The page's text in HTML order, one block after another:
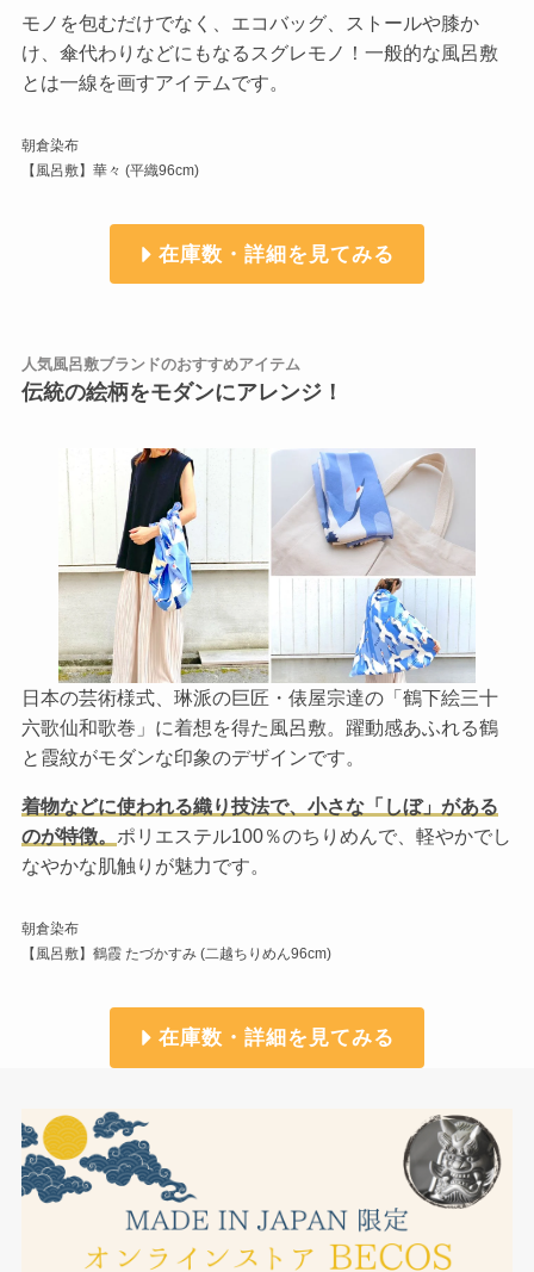
モノを包むだけでなく、エコバッグ、ストールや膝か
け、傘代わりなどにもなるスグレモノ！一般的な風呂敷
とは一線を画すアイテムです。
朝倉染布
【風呂敷】華々 (平織96cm)
在庫数・詳細を見てみる
人気風呂敷ブランドのおすすめアイテム
伝統の絵柄をモダンにアレンジ！
日本の芸術様式、琳派の巨匠・俵屋宗達の「鶴下絵三十
六歌仙和歌巻」に着想を得た風呂敷。躍動感あふれる鶴
と霞紋がモダンな印象のデザインです。
着物などに使われる織り技法で、小さな「しぼ」がある
のが特徴。 ポリエステル100％のちりめんで、軽やかでし
なやかな肌触りが魅力です。
朝倉染布
【風呂敷】鶴霞 たづかすみ (二越ちりめん96cm)
在庫数・詳細を見てみる